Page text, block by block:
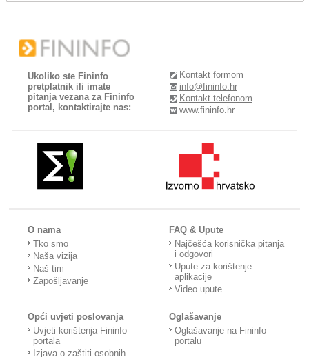
Ukoliko ste Fininfo
pretplatnik ili imate
pitanja vezana za Fininfo
portal, kontaktirajte nas:
Kontakt formom
info@fininfo.hr
Kontakt telefonom
www.fininfo.hr
O nama
Tko smo
Naša vizija
Naš tim
Zapošljavanje
FAQ & Upute
Najčešća korisnička pitanja
i odgovori
Upute za korištenje
aplikacije
Video upute
Opći uvjeti poslovanja
Uvjeti korištenja Fininfo
portala
Izjava o zaštiti osobnih
Oglašavanje
Oglašavanje na Fininfo
portalu